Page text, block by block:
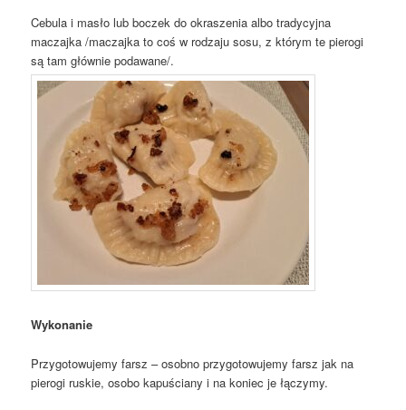
Cebula i masło lub boczek do okraszenia albo tradycyjna
maczajka /maczajka to coś w rodzaju sosu, z którym te pierogi
są tam głównie podawane/.
Wykonanie
Przygotowujemy farsz – osobno przygotowujemy farsz jak na
pierogi ruskie, osobo kapuściany i na koniec je łączymy.